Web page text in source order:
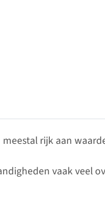
rijk aan
vaak veel